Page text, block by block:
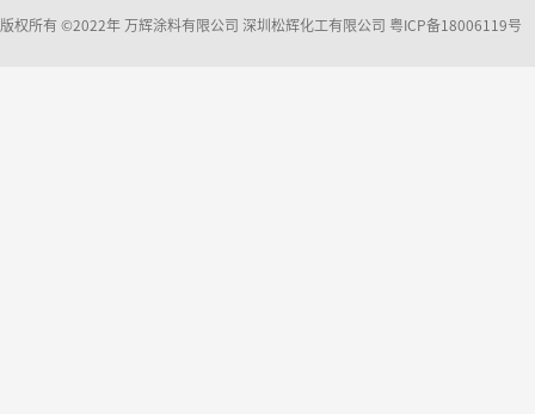
版权所有 ©2022年 万辉涂料有限公司 深圳松辉化工有限公司 粤ICP备18006119号